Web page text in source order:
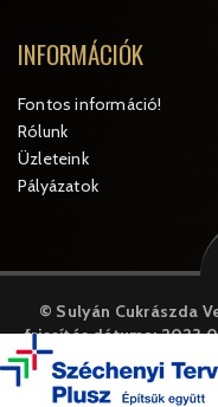
INFORMÁCIÓK
Fontos információ!
Rólunk
Üzleteink
Pályázatok
© Sulyán Cukrászda
frissítés dátuma:
A weboldal cookie-